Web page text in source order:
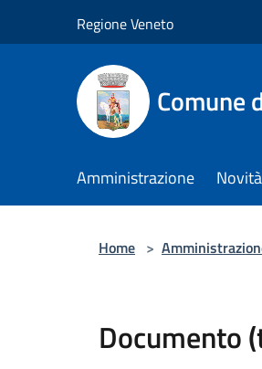
Regione Veneto
Comune
Amministrazione Novità
Home >
Documento